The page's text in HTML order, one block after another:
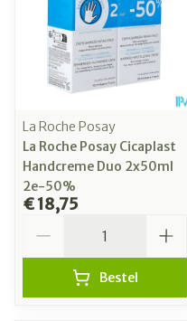
La Roche Posay
La Roche Posay Cicaplast
Handcreme Duo 2x50ml
2e-50%
€ 18,75
Bestel